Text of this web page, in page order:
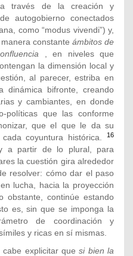
(a través de la creación y
autogobierno conectados
como “modus vivendi”) y,
constante ámbitos de
, en niveles que
la dimensión local y
al parecer, estriba en
dinámica bifronte, creando
y cambiantes, en donde
políticas que las conforme
que el que le da su
coyuntura histórica.
16
a partir de lo plural, para
la cuestión gira alrededor
resolver: cómo dar el paso
en lucha, hacia la proyección
obstante, continúe estando
es, sin que se imponga la
de coordinación y
y ricas en sí mismas.
cabe explicitar quesi bien la